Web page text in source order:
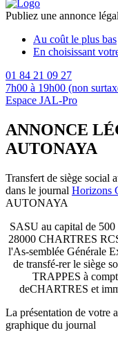
Publiez une annonce
Au coût le plus bas
En choisissant
01 84 21 09 27
7h00 à 19h00 (non
Espace JAL-Pro
ANNONCE
AUTONAYA
Transfert de siège social
dans le journal Horizons
AUTONAYA
SASU au capital de
28000 CHARTRES
l'As-semblée Générale
de transfé-rer le siège
TRAPPES à
deCHARTRES et
La présentation de votre
graphique du journal